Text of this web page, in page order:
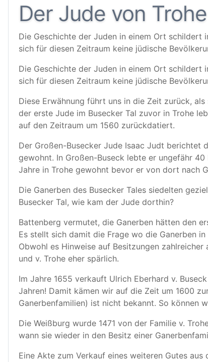
Der Jude von Trohe
Die Geschichte der Juden in einem Ort schildert
sich für diesen Zeitraum keine jüdische
Die Geschichte der Juden in einem Ort schildert
sich für diesen Zeitraum keine jüdische
Diese Erwähnung führt uns in die Zeit zurück,
der erste Jude im Busecker Tal zuvor in Trohe
auf den Zeitraum um 1560 zurückdatiert.
Der Großen-Busecker Jude Isaac Judt berichtet
gewohnt. In Großen-Buseck lebte er ungefähr
Jahre in Trohe gewohnt bevor er von dort nach
Die Ganerben des Busecker Tales siedelten
Busecker Tal, wie kam der Jude dorthin?
Battenberg vermutet, die Ganerben hätten den
Es stellt sich damit die Frage wo die Ganerben
Obwohl es Hinweise auf Besitzungen
und v. Trohe eher spärlich.
Im Jahre 1655 verkauft Ulrich Eberhard v.
Jahren! Damit kämen wir auf die Zeit um 1600
Ganerbenfamilien) ist nicht bekannt. So können
Die Weißburg wurde 1471 von der Familie v.
wann sie wieder in den Besitz einer
Eine Akte zum Verkauf eines weiteren Gutes